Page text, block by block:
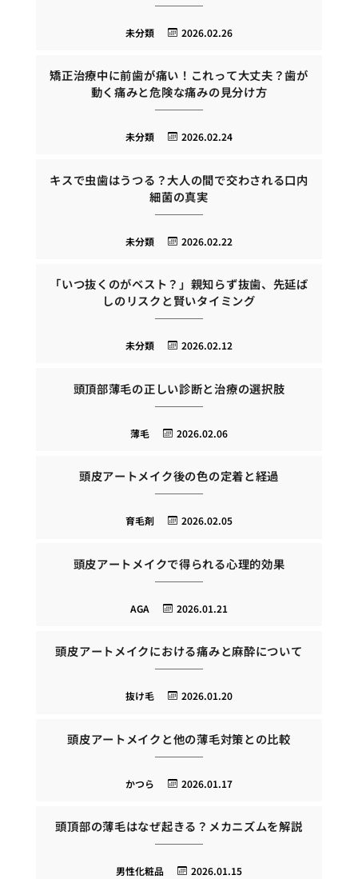
2026.02.26
未分類
矯正治療中に前歯が痛い！これって大丈夫？歯が
動く痛みと危険な痛みの見分け方
2026.02.24
未分類
キスで虫歯はうつる？大人の間で交わされる口内
細菌の真実
2026.02.22
未分類
「いつ抜くのがベスト？」親知らず抜歯、先延ば
しのリスクと賢いタイミング
2026.02.12
未分類
頭頂部薄毛の正しい診断と治療の選択肢
2026.02.06
薄毛
頭皮アートメイク後の色の定着と経過
2026.02.05
育毛剤
頭皮アートメイクで得られる心理的効果
2026.01.21
AGA
頭皮アートメイクにおける痛みと麻酔について
2026.01.20
抜け毛
頭皮アートメイクと他の薄毛対策との比較
2026.01.17
かつら
頭頂部の薄毛はなぜ起きる？メカニズムを解説
2026.01.15
男性化粧品